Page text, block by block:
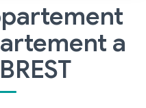
Surface min
a